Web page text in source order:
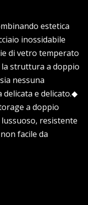
estetica
inossidabile
di vetro temperato
struttura a doppio
nessuna
delicata e delicato.◆
a doppio
resistente
facile da